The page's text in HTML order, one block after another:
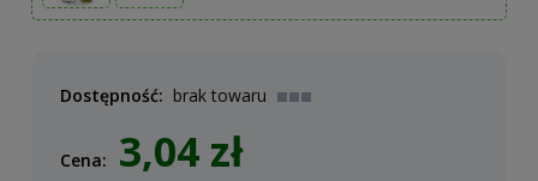
Dostępność: brak towaru
Cena: 3,04 zł